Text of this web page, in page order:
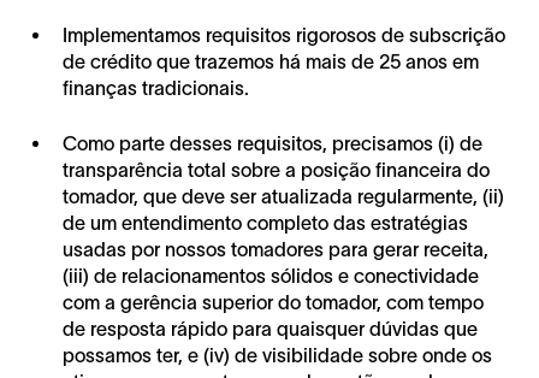
Implementamos requisitos rigorosos de subscrição
de crédito que trazemos há mais de 25 anos em
finanças tradicionais.
Como parte desses requisitos, precisamos (i) de
transparência total sobre a posição financeira do
tomador, que deve ser atualizada regularmente, (ii)
de um entendimento completo das estratégias
usadas por nossos tomadores para gerar receita,
(iii) de relacionamentos sólidos e conectividade
com a gerência superior do tomador, com tempo
de resposta rápido para quaisquer dúvidas que
possamos ter, e (iv) de visibilidade sobre onde os